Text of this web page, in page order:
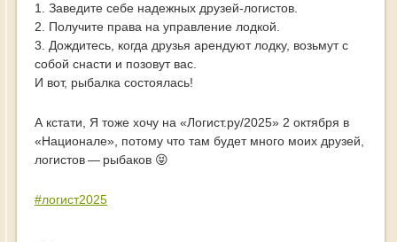
1. Заведите себе надежных друзей-логистов.
2. Получите права на управление лодкой.
3. Дождитесь, когда друзья арендуют лодку, возьмут с
собой снасти и позовут вас.
И вот, рыбалка состоялась!
А кстати, Я тоже хочу на «Логист.ру/2025» 2 октября в
«Национале», потому что там будет много моих друзей,
логистов — рыбаков 😝
#логист2025